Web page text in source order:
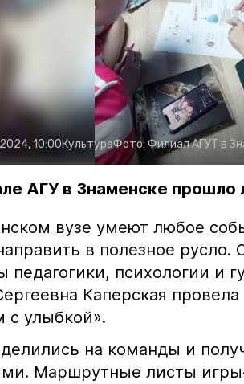
10:00КультураФото: Филиал АГУТ в
АГУ в Знаменске прошло
вузе умеют любое
в полезное русло.
педагогики, психологии и
Каперская
с улыбкой».
на команды и
Маршрутные листы